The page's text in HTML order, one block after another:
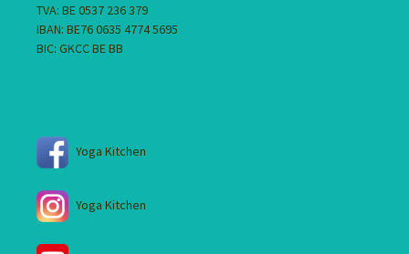
TVA: BE 0537 236 379
IBAN: BE76 0635 4774 5695
BIC: GKCC BE BB
Yoga Kitchen
Yoga Kitchen